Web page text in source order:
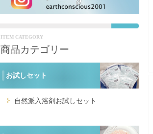
ITEM CATEGORY
商品カテゴリー
お試しセット
自然派入浴剤お試しセット